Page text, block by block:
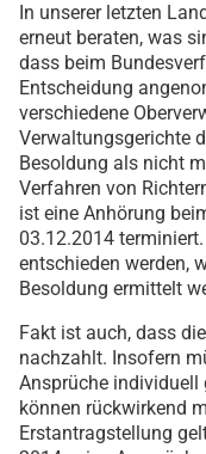
In unserer letzten
erneut beraten, was
dass beim
Entscheidung
verschiedene
Verwaltungsgerichte
Besoldung als nicht
Verfahren von
ist eine Anhörung
03.12.2014
entschieden werden,
Besoldung ermittelt
Fakt ist auch, dass
nachzahlt. Insofern
Ansprüche individuell
können rückwirkend
Erstantragstellung